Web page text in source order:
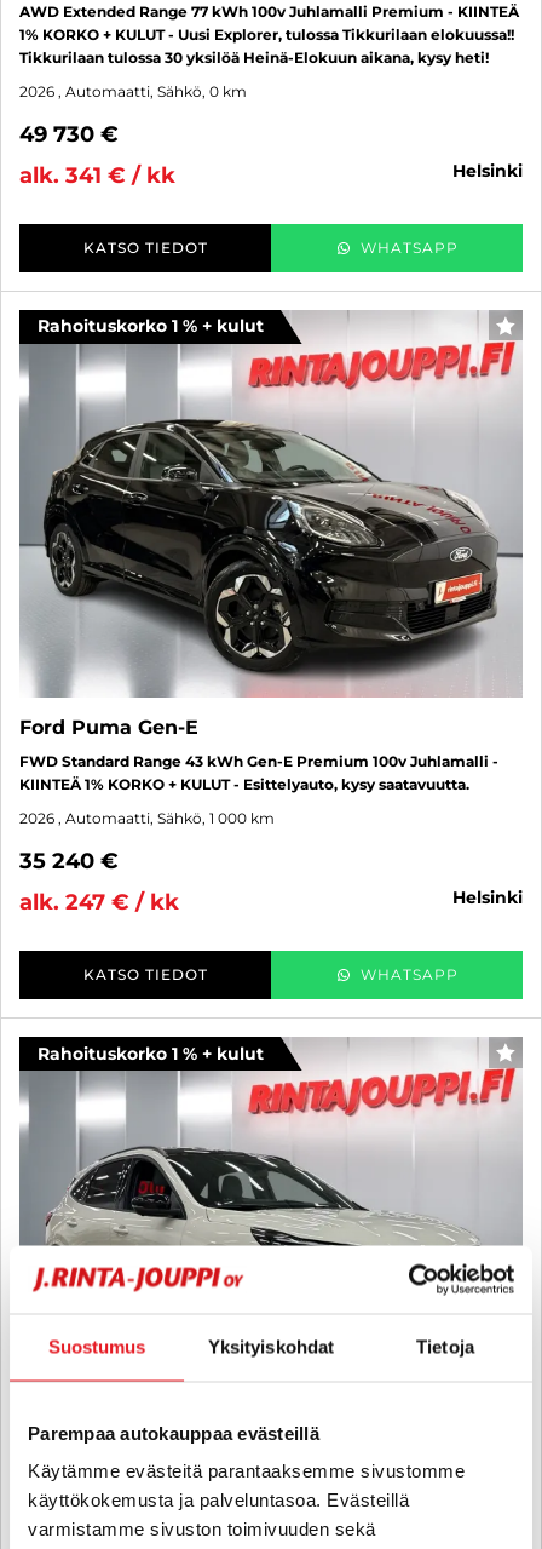
Suostumus Yksityiskohdat Tietoja
Parempaa autokauppaa evästeillä
Käytämme evästeitä parantaaksemme sivustomme
käyttökokemusta ja palveluntasoa. Evästeillä
varmistamme sivuston toimivuuden sekä
AWD Extended Range 77 kWh 100v Juhlamalli Premium - KIINTEÄ
1% KORKO + KULUT - Uusi Explorer, tulossa Tikkurilaan elokuussa!!
Tikkurilaan tulossa 30 yksilöä Heinä-Elokuun aikana, kysy heti!
2026 , Automaatti, Sähkö, 0 km
49 730 €
alk. 341 € / kk
helsinki
KATSO TIEDOT WHATSAPP
Rahoituskorko 1 % + kulut
Ford Puma Gen-E
FWD Standard Range 43 kWh Gen-E Premium 100v Juhlamalli -
KIINTEÄ 1% KORKO + KULUT - Esittelyauto, kysy saatavuutta.
2026 , Automaatti, Sähkö, 1 000 km
35 240 €
alk. 247 € / kk
helsinki
KATSO TIEDOT WHATSAPP
Rahoituskorko 1 % + kulut
Juhlamalli - KIINTEÄ 1% KORKO + KULUT - LED Marix ajovalot,
Sähköisesti vapautettava Vetokoukku, Winter Pack